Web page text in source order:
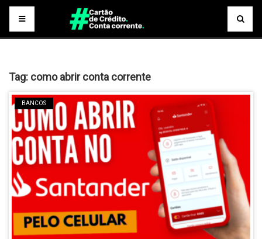
Tag: como abrir conta corrente
BANCOS